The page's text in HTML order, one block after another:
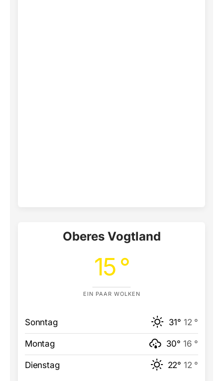
Oberes Vogtland
15 °
EIN PAAR WOLKEN
Sonntag 31° 12 °
Montag 30° 16 °
Dienstag 22° 12 °